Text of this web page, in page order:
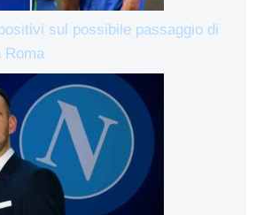
sul possibile passaggio di
Roma